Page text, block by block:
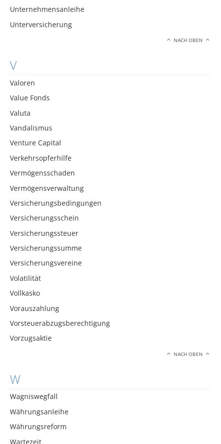
Unternehmensanleihe
Unterversicherung
NACH OBEN
V
Valoren
Value Fonds
Valuta
Vandalismus
Venture Capital
Verkehrsopferhilfe
Vermögensschaden
Vermögensverwaltung
Versicherungsbedingungen
Versicherungsschein
Versicherungssteuer
Versicherungssumme
Versicherungsvereine
Volatilität
Vollkasko
Vorauszahlung
Vorsteuerabzugsberechtigung
Vorzugsaktie
NACH OBEN
W
Wagniswegfall
Währungsanleihe
Währungsreform
Wartezeit